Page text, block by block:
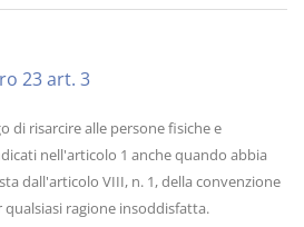
23 art. 3
di risarcire alle persone fisiche e
nell'articolo 1 anche quando abbia
dall'articolo VIII, n. 1, della convenzione
qualsiasi ragione insoddisfatta.